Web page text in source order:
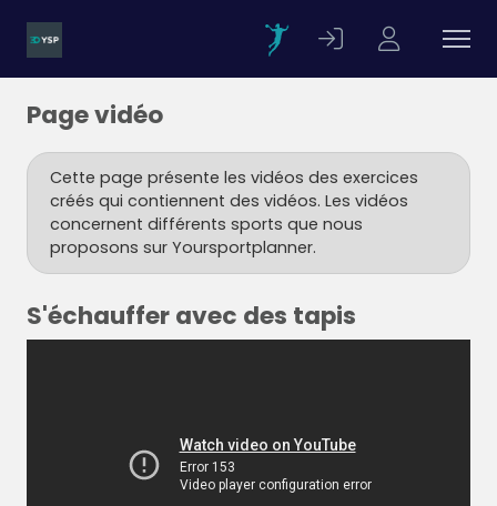
Page vidéo
Cette page présente les vidéos des exercices
créés qui contiennent des vidéos. Les vidéos
concernent différents sports que nous
proposons sur Yoursportplanner.
S'échauffer avec des tapis